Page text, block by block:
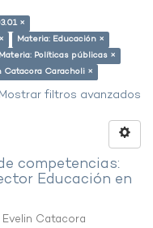
×
Materia: Educación ×
Materia: Políticas públicas ×
Catacora Caracholi ×
Mostrar filtros avanzados
competencias:
Educación en
Evelin Catacora